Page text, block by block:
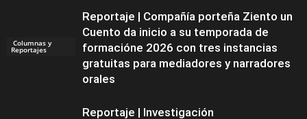
Columnas y
Reportajes
Reportaje | Compañía porteña Ziento un
Cuento da inicio a su temporada de
formacióne 2026 con tres instancias
gratuitas para mediadores y narradores
orales
Reportaje | Investigación